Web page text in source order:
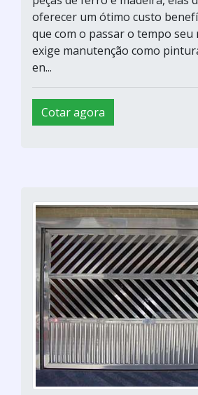
oferecer um ótimo custo
que com o passar o tempo seu
exige manutenção como
en...
Cotar agora